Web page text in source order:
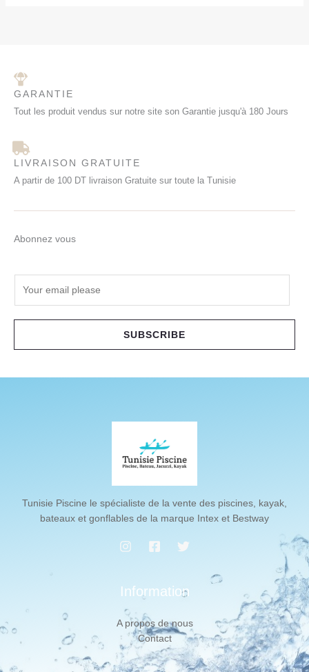
GARANTIE
Tout les produit vendus sur notre site son Garantie jusqu'à 180 Jours
LIVRAISON GRATUITE
A partir de 100 DT livraison Gratuite sur toute la Tunisie
Abonnez vous
SUBSCRIBE
Tunisie Piscine le spécialiste de la vente des piscines, kayak,
bateaux et gonflables de la marque Intex et Bestway
Information
A propos de nous
Contact